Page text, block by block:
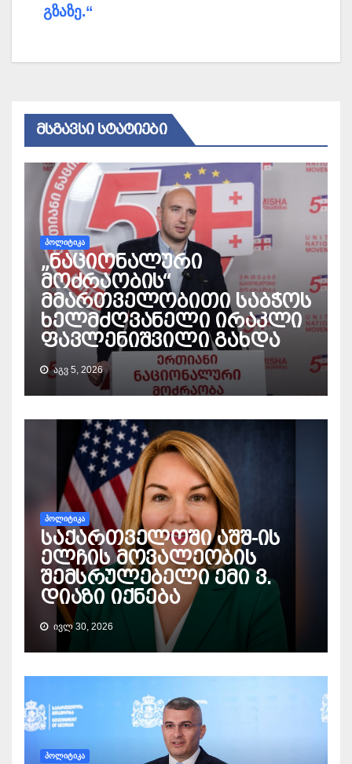
გზაზე.“
ᲛᲡᲒᲐᲕᲡᲘ ᲡᲢᲐᲢᲘᲔᲑᲘ
ᲞᲝᲚᲘᲢᲘᲙᲐ
„ნაციონალური
მოძრაობის“
მმართველობითი საბჭოს
ხელმძღვანელი ირაკლი
ფავლენიშვილი გახდა
ᲐᲒᲕ 5, 2026
ᲞᲝᲚᲘᲢᲘᲙᲐ
საქართველოში აშშ-ის
ელჩის მოვალეობის
შემსრულებელი ემი ვ.
დიაზი იქნება
ᲘᲕᲚ 30, 2026
ᲞᲝᲚᲘᲢᲘᲙᲐ